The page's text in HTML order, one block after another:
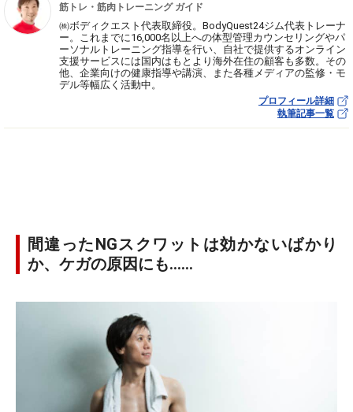
筋トレ・筋肉トレーニング ガイド
㈱ボディクエスト代表取締役。BodyQuest24ジム代表トレーナ
ー。これまでに16,000名以上への体型管理カウンセリングやパ
ーソナルトレーニング指導を行い、自社で提供するオンライン
支援サービスには国内はもとより海外在住の顧客も多数。その
他、企業向けの健康指導や講演、また各種メディアの監修・モ
デル等幅広く活動中。
プロフィール詳細
執筆記事一覧
間違ったNGスクワットは効かないばかり
か、ケガの原因にも……